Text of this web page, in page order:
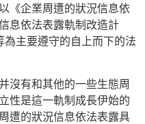
《企業周遭的狀況信息依
息依法表露軌制改造計
主要遵守的自上而下的法
沒有和其他的一些生態周
性是這一軌制成長伊始的
遭的狀況信息依法表露具